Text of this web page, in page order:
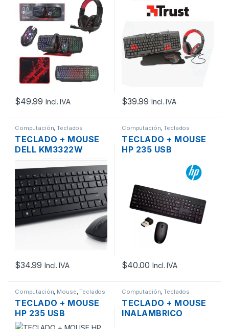
MULTICOLOR USB +
MOUSE OPTICO
1600DPI USB +
PADMOUSE +
HEADSET MIC +
AUDIO 3.5MM
$49.99 Incl. IVA
TECLADO + MOUSE +
AUDIFONOS + PAD
$39.99 Incl. IVA
Computación,Teclados
TECLADO + MOUSE
DELL KM3322W
$34.99 Incl. IVA
Computación,Teclados
TECLADO + MOUSE
HP 235 USB
$40.00 Incl. IVA
Computación, Mouse,Teclados
TECLADO + MOUSE
HP 235 USB
WIRELESS ESPAÑOL
Computación,Teclados
TECLADO + MOUSE
INALAMBRICO